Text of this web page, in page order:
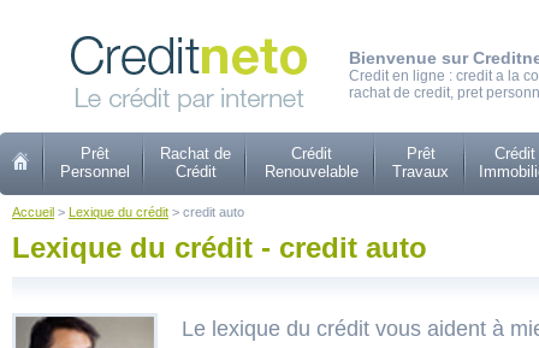
Bienvenue sur
Credit en ligne : credit a la
rachat de credit, pret
Prêt
Personnel
Rachat de
Crédit
Crédit
Renouvelable
Prêt
Travaux
Crédit
Accueil > Lexique du crédit > credit auto
Lexique du crédit - credit auto
Le lexique du crédit vous aident à